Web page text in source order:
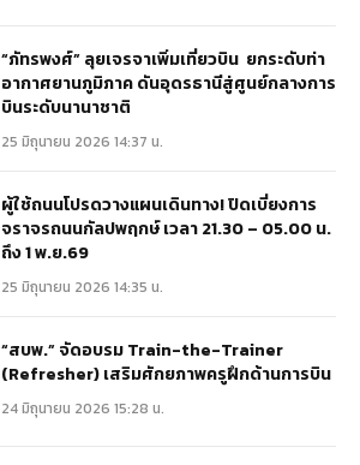
“ภัทรพงศ์” ลุยเจรจาเพิ่มเที่ยวบิน ยกระดับท่า
อากาศยานภูมิภาค ดันอุดรธานีสู่ศูนย์กลางการ
บินระดับนานาชาติ
25 มิถุนายน 2026 14:37 น.
ผู้ใช้ถนนโปรดวางแผนเดินทาง! ปิดเบี่ยงการ
จราจรถนนกัลปพฤกษ์ เวลา 21.30 – 05.00 น.
ถึง 1 พ.ย.69
25 มิถุนายน 2026 14:35 น.
“สบพ.” จัดอบรม Train-the-Trainer
(Refresher) เสริมศักยภาพครูฝึกด้านการบิน
24 มิถุนายน 2026 15:28 น.